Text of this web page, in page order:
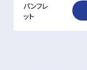
パンフレ
ット